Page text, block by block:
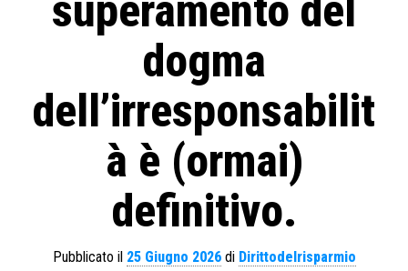
superamento del
dogma
dell’irresponsabilit
à è (ormai)
definitivo.
Pubblicato il 25 Giugno 2026di Dirittodelrisparmio